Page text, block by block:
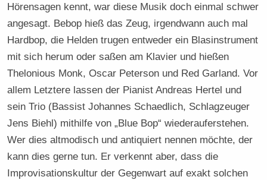
Hörensagen kennt, war diese Musik doch einmal schwer
angesagt. Bebop hieß das Zeug, irgendwann auch mal
Hardbop, die Helden trugen entweder ein Blasinstrument
mit sich herum oder saßen am Klavier und hießen
Thelonious Monk, Oscar Peterson und Red Garland. Vor
allem Letztere lassen der Pianist Andreas Hertel und
sein Trio (Bassist Johannes Schaedlich, Schlagzeuger
Jens Biehl) mithilfe von „Blue Bop“ wiederauferstehen.
Wer dies altmodisch und antiquiert nennen möchte, der
kann dies gerne tun. Er verkennt aber, dass die
Improvisationskultur der Gegenwart auf exakt solchen